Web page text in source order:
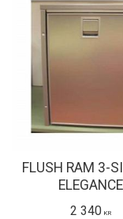
FLUSH RAM 3-
ELEGANCE
2 340KR